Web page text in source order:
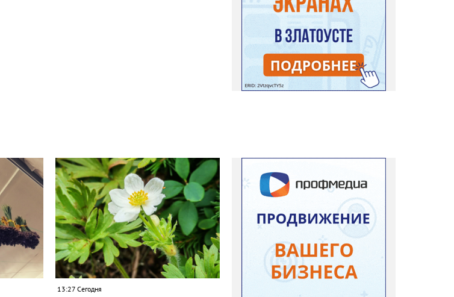
13:27 Сегодня